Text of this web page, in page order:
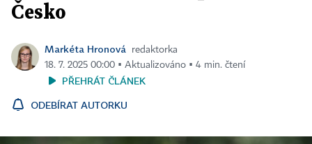
Česko
Markéta Hronová
redaktorka
18. 7. 2025 00:00 ▪ Aktualizováno ▪ 4 min. čtení
PŘEHRÁT ČLÁNEK
ODEBÍRAT AUTORKU